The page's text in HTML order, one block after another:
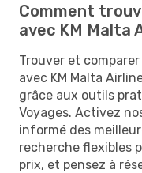
Comment
avec KM Malta
Trouver et
avec KM Malta
grâce aux outils
Voyages. Activez
informé des
recherche flexibles
prix, et pensez à